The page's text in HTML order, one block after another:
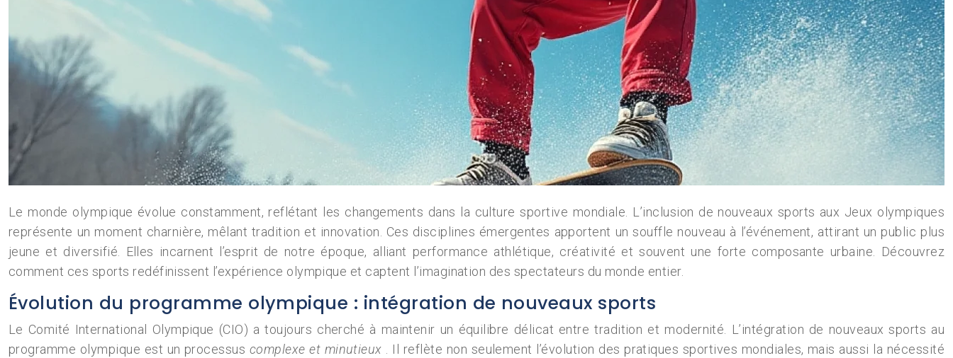
Le monde olympique évolue constamment, reflétant les changements dans la culture sportive mondiale. L’inclusion de nouveaux sports aux Jeux olympiques
représente un moment charnière, mêlant tradition et innovation. Ces disciplines émergentes apportent un souffle nouveau à l’événement, attirant un public plus
jeune et diversifié. Elles incarnent l’esprit de notre époque, alliant performance athlétique, créativité et souvent une forte composante urbaine. Découvrez
comment ces sports redéfinissent l’expérience olympique et captent l’imagination des spectateurs du monde entier.
Évolution du programme olympique : intégration de nouveaux sports
Le Comité International Olympique (CIO) a toujours cherché à maintenir un équilibre délicat entre tradition et modernité. L’intégration de nouveaux sports au
programme olympique est un processus complexe et minutieux
. Il reflète non seulement l’évolution des pratiques sportives mondiales, mais aussi la nécessité